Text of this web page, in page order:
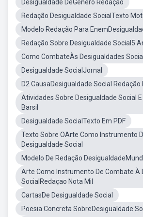
Desigualdade DeGênero Redação
Redação Desigualdade SocialTexto
Modelo Redação Para
Redação Sobre Desigualdade Social5
Como CombateÀs Desigualdades
Desigualdade SocialJornal
D2 CausaDesigualdade Social Redação
Atividades Sobre Desigualdade Social E
Barsil
Desigualdade SocialTexto Em PDF
Texto Sobre OArte Como Instrumento
Desigualdade Social
Modelo De Redação
Arte Como Instrumento De Combate À
SocialRedaçao Nota Mil
CartasDe Desigualdade Social
Poesia Concreta SobreDesigualdade